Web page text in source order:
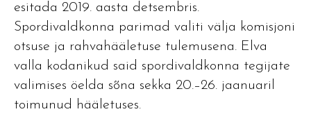
esitada 2019. aasta detsembris.
Spordivaldkonna parimad valiti välja komisjoni
otsuse ja rahvahääletuse tulemusena. Elva
valla kodanikud said spordivaldkonna tegijate
valimises öelda sõna sekka 20.–26. jaanuaril
toimunud hääletuses.